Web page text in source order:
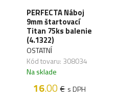
PERFECTA Náboj
9mm štartovací
Titan 75ks balenie
(4.1322)
OSTATNÍ
Kód tovaru: 308034
Na sklade
16.00€ s DPH